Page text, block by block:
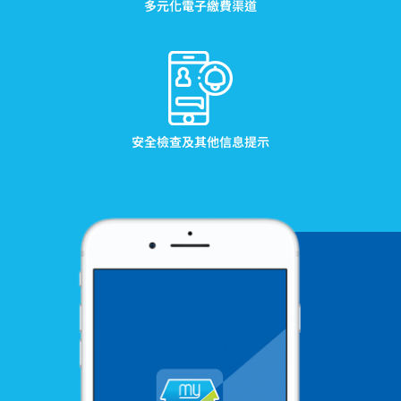
多元化電子繳費渠道
安全檢查及其他信息提示